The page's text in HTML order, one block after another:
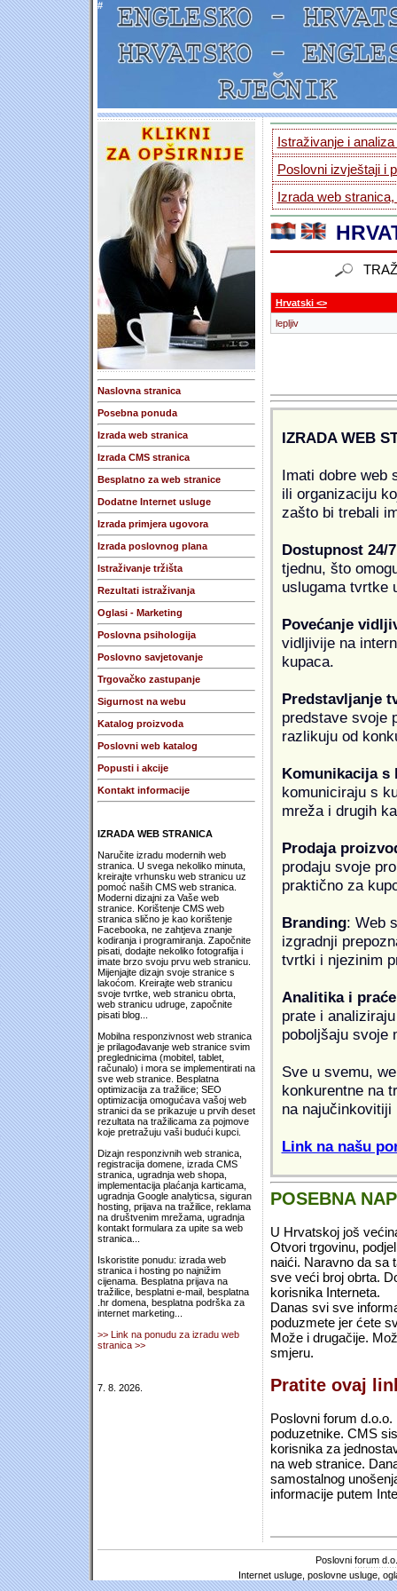
#
Naslovna stranica
Posebna ponuda
Izrada web stranica
Izrada CMS stranica
Besplatno za web stranice
Dodatne Internet usluge
Izrada primjera ugovora
Izrada poslovnog plana
Istraživanje tržišta
Rezultati istraživanja
Oglasi - Marketing
Poslovna psihologija
Poslovno savjetovanje
Trgovačko zastupanje
Sigurnost na webu
Katalog proizvoda
Poslovni web katalog
Popusti i akcije
Kontakt informacije
IZRADA WEB STRANICA
Naručite izradu modernih web
stranica. U svega nekoliko minuta,
kreirajte vrhunsku web stranicu uz
pomoć naših CMS web stranica.
Moderni dizajni za Vaše web
stranice. Korištenje CMS web
stranica slično je kao korištenje
Facebooka, ne zahtjeva znanje
kodiranja i programiranja. Započnite
pisati, dodajte nekoliko fotografija i
imate brzo svoju prvu web stranicu.
Mijenjajte dizajn svoje stranice s
lakoćom. Kreirajte web stranicu
svoje tvrtke, web stranicu obrta,
web stranicu udruge, započnite
pisati blog...
Mobilna responzivnost web stranica
je prilagođavanje web stranice svim
preglednicima (mobitel, tablet,
računalo) i mora se implementirati na
sve web stranice. Besplatna
optimizacija za tražilice; SEO
optimizacija omogućava vašoj web
stranici da se prikazuje u prvih deset
rezultata na tražilicama za pojmove
koje pretražuju vaši budući kupci.
Dizajn responzivnih web stranica,
registracija domene, izrada CMS
stranica, ugradnja web shopa,
implementacija plaćanja karticama,
ugradnja Google analyticsa, siguran
hosting, prijava na tražilice, reklama
na društvenim mrežama, ugradnja
kontakt formulara za upite sa web
stranica...
Iskoristite ponudu: izrada web
stranica i hosting po najnižim
cijenama. Besplatna prijava na
tražilice, besplatni e-mail, besplatna
.hr domena, besplatna podrška za
internet marketing...
>> Link na ponudu za izradu web
stranica >>
7. 8. 2026.
Istraživanje i
Poslovni izvještaji i
Izrada web
Hrvatski <>
lepljiv
IZRADA WEB
Imati dobre web
ili organizaciju
zašto bi trebali
Dostupnost 24/7
tjednu, što
uslugama tvrtke
Povećanje
vidljivije na
kupaca.
Predstavljanje
predstave svoje
razlikuju od
Komunikacija s
komuniciraju s
mreža i drugih
Prodaja
prodaju svoje
praktično za
Branding: Web
izgradnji
tvrtki i njezinim
Analitika i
prate i
poboljšaju svoje
Sve u svemu,
konkurentne na
na najučinkovitiji
Link na našu
POSEBNA
U Hrvatskoj još
Otvori trgovinu,
naići. Naravno da sa
sve veći broj obrta.
korisnika Interneta.
Danas svi sve
poduzmete jer ćete
Može i drugačije.
smjeru.
Pratite ovaj
Poslovni forum
poduzetnike. CMS
korisnika za
na web stranice.
samostalnog
informacije putem
Poslovni forum
Internet usluge, poslovne usluge,